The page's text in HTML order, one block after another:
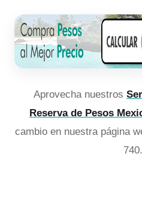
Aprovecha nuestros
Reserva de Pesos
cambio en nuestra página
740.